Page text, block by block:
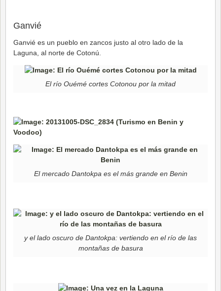
Ganvié
Ganvié es un pueblo en zancos justo al otro lado de la
Laguna, al norte de Cotonú.
El río Ouémé cortes Cotonou por la mitad
El mercado Dantokpa es el más grande en Benin
y el lado oscuro de Dantokpa: vertiendo en el río de las
montañas de basura